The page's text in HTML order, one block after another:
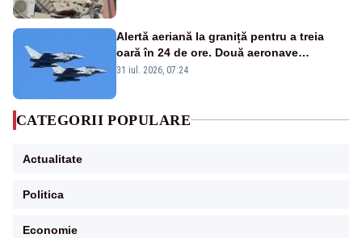
Alertă aeriană la graniță pentru a treia
oară în 24 de ore. Două aeronave
Eurofighter britanice au fost ridicate de la
31 iul. 2026, 07:24
CATEGORII POPULARE
Actualitate
Politica
Economie